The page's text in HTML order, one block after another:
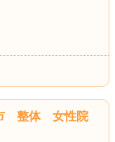
整体 女性院